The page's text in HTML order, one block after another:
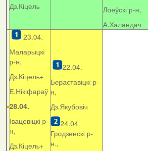
Дз.Кіцель
Лоеўскі р-н,
А.Халандач
23.04.
Маларыцкі
р-н,
Дз.Кіцель+
Е.Нікіфараў
28.04.
Івацевіцкі р-
н,
Дз.Кіцель+
22.04.
Бераставіцкі р-
н,
Дз.Якубовіч
24.04
Гродзенскі р-
н.,